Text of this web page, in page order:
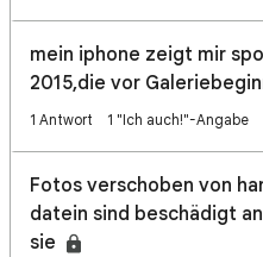
mein iphone zeigt mir
2015,die vor
1 Antwort 1 "Ich auch!"-Angabe
Fotos verschoben von
datein sind beschädigt
sie